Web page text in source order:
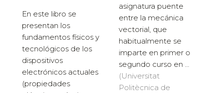
En este libro se
presentan los
fundamentos físicos y
tecnológicos de los
dispositivos
electrónicos actuales
(propiedades
asignatura puente
entre la mecánica
vectorial, que
habitualmente se
imparte en primer o
segundo curso en ...
(Universitat
Politècnica de